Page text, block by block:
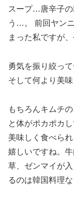
スープ…唐辛子
う…。 前回ヤン
まった私ですが
勇気を振り絞っ
そして何より美味
もちろんキムチ
と体がポカポカ
美味しく食べら
嬉しいですね。
草、ゼンマイが
るのは韓国料理な